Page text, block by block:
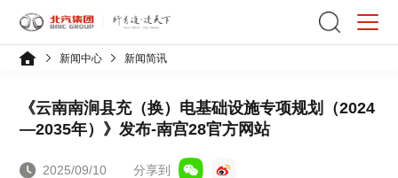
新闻中心 新闻简讯
《云南南涧县充（换）电基础设施专项规划（2024
—2035年）》发布-南宫28官方网站
2025/09/10 分享到